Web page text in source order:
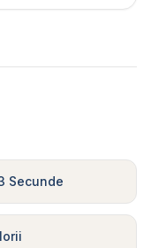
Secunde